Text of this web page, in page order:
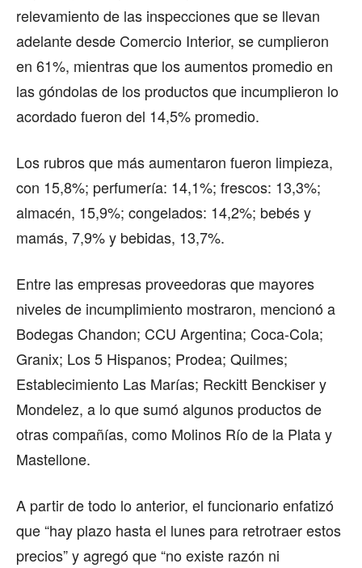
relevamiento de las inspecciones que se llevan
adelante desde Comercio Interior, se cumplieron
en 61%, mientras que los aumentos promedio en
las góndolas de los productos que incumplieron lo
acordado fueron del 14,5% promedio.
Los rubros que más aumentaron fueron limpieza,
con 15,8%; perfumería: 14,1%; frescos: 13,3%;
almacén, 15,9%; congelados: 14,2%; bebés y
mamás, 7,9% y bebidas, 13,7%.
Entre las empresas proveedoras que mayores
niveles de incumplimiento mostraron, mencionó a
Bodegas Chandon; CCU Argentina; Coca-Cola;
Granix; Los 5 Hispanos; Prodea; Quilmes;
Establecimiento Las Marías; Reckitt Benckiser y
Mondelez, a lo que sumó algunos productos de
otras compañías, como Molinos Río de la Plata y
Mastellone.
A partir de todo lo anterior, el funcionario enfatizó
que “hay plazo hasta el lunes para retrotraer estos
precios” y agregó que “no existe razón ni